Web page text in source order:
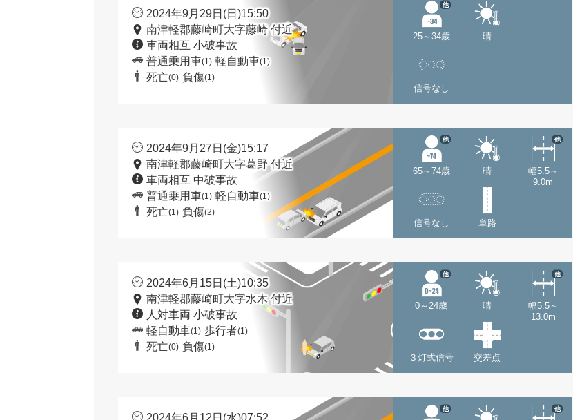
2024年9月29日(日)15:50
南津軽郡藤崎町大字藤崎 付近
車両相互 小破事故
普通乗用車(1) 軽自動車(1)
死亡(0) 負傷(1)
25～34歳
他
晴
信号なし
2024年9月27日(金)15:17
南津軽郡藤崎町大字葛野 付近
車両相互 中破事故
普通乗用車(1) 軽自動車(1)
死亡(1) 負傷(2)
65～74歳
他
晴
幅5.5～
9.0m
他
信号なし 単路
2024年6月15日(土)10:35
南津軽郡藤崎町大字水木 付近
人対車両 小破事故
軽自動車(1) 歩行者(1)
死亡(0) 負傷(1)
0～24歳
他
晴
幅5.5～
13.0m
他
３灯式信号 交差点
2024年6月12日(水)07:52
他 他